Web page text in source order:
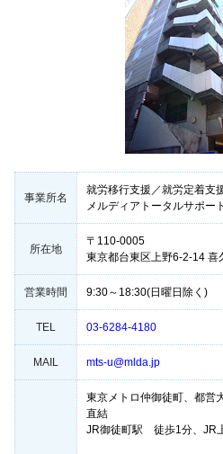
事業所名
就労移行支援／就労定着支
メルディアトータルサポー
所在地
〒110-0005
東京都台東区上野6-2-14 喜
営業時間 9:30～18:30(日曜日除く)
TEL 03-6284-4180
MAIL mts-u@mlda.jp
東京メトロ仲御徒町、都
直結
JR御徒町駅 徒歩1分、JR